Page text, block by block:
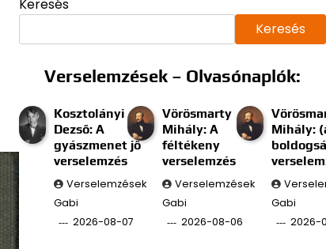
Keresés
Keresés
Verselemzések – Olvasónaplók:
Kosztolányi
Dezső: A
gyászmenet jő
verselemzés
Verselemzések
Gabi
2026-08-07
Vörösmarty
Mihály: A
féltékeny
verselemzés
Verselemzések
Gabi
2026-08-06
Mihály:
Gabi
2026-